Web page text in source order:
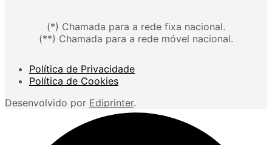
(*) Chamada para a rede fixa nacional.
(**) Chamada para a rede móvel nacional.
Política de Privacidade
Política de Cookies
Desenvolvido por Ediprinter.